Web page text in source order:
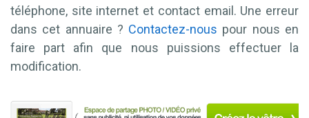
téléphone, site internet et contact email. Une erreur
dans cet annuaire ? Contactez-nous pour nous en
faire part afin que nous puissions effectuer la
modification.